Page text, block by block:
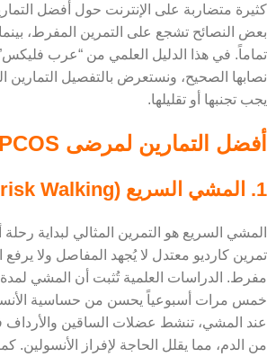
بعض النصائح تشجع على التمرين المفرط،
تماماً. في هذا الدليل العلمي من “عرب
نصابها الصحيح، ونستعرض بالتفصيل التمارين
يجب تجنبها أو تقليلها.
أفضل التمارين لمرضى PCOS
1. المشي السريع (Brisk Walking)
تمرين كارديو معتدل لا يُجهد المفاصل ولا
خمس مرات أسبوعياً يحسن من حساسية
عند المشي، تنشط عضلات الساقين والأرداف
من الدم، مما يقلل الحاجة لإفراز الأنسولين.